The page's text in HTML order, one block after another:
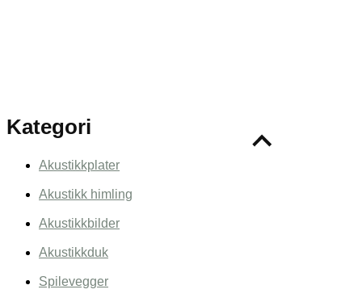
Kategori
Akustikkplater
Akustikk himling
Akustikkbilder
Akustikkduk
Spilevegger